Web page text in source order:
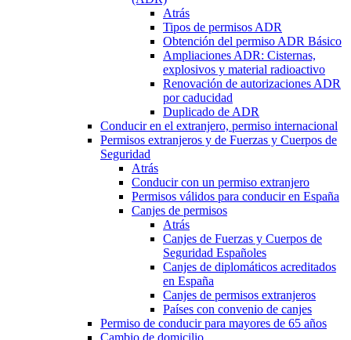
Atrás
Tipos de permisos ADR
Obtención del permiso ADR Básico
Ampliaciones ADR: Cisternas,
explosivos y material radioactivo
Renovación de autorizaciones ADR
por caducidad
Duplicado de ADR
Conducir en el extranjero, permiso internacional
Permisos extranjeros y de Fuerzas y Cuerpos de
Seguridad
Atrás
Conducir con un permiso extranjero
Permisos válidos para conducir en España
Canjes de permisos
Atrás
Canjes de Fuerzas y Cuerpos de
Seguridad Españoles
Canjes de diplomáticos acreditados
en España
Canjes de permisos extranjeros
Países con convenio de canjes
Permiso de conducir para mayores de 65 años